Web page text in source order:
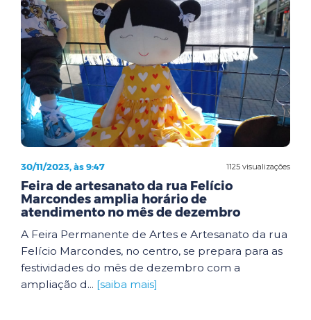
1125 visualizações
30/11/2023, às 9:47
Feira de artesanato da rua Felício
Marcondes amplia horário de
atendimento no mês de dezembro
A Feira Permanente de Artes e Artesanato da rua
Felício Marcondes, no centro, se prepara para as
festividades do mês de dezembro com a
ampliação d... [saiba mais]